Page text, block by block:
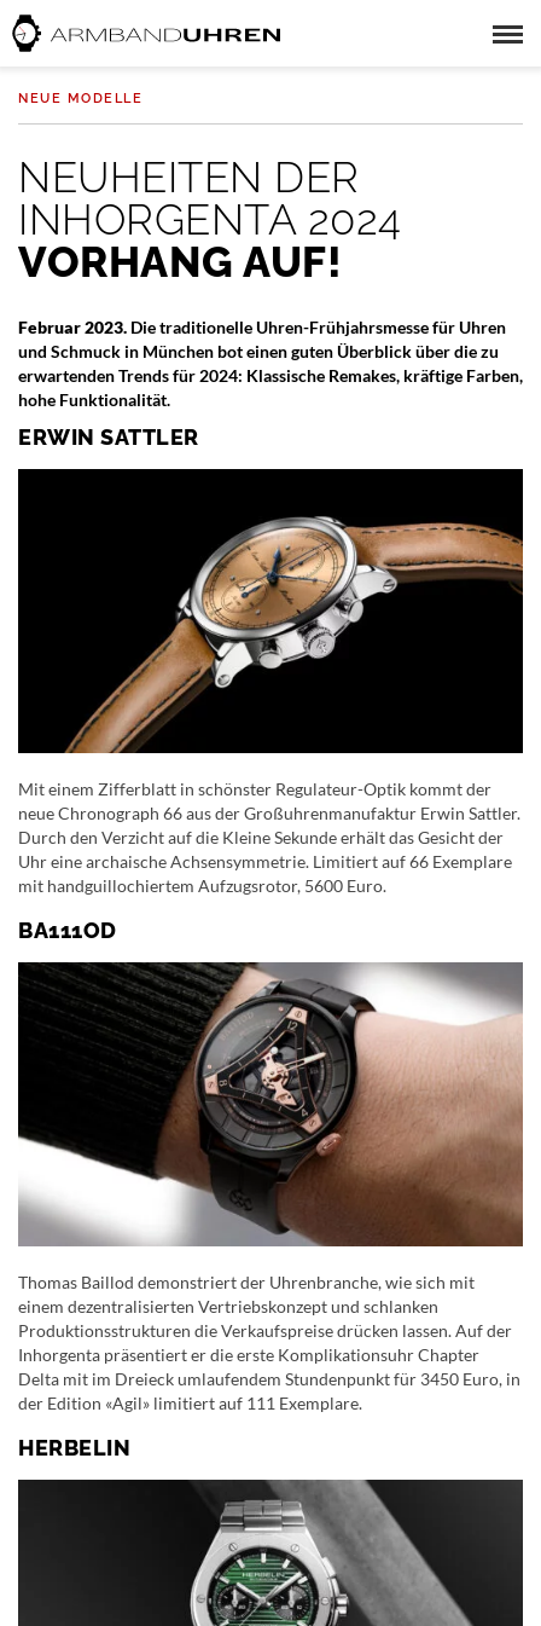
NEUE MODELLE
NEUHEITEN DER
INHORGENTA 2024
VORHANG AUF!
Februar 2023. Die traditionelle Uhren-Frühjahrsmesse für Uhren
und Schmuck in München bot einen guten Überblick über die zu
erwartenden Trends für 2024: Klassische Remakes, kräftige Farben,
hohe Funktionalität.
ERWIN SATTLER
Mit einem Zifferblatt in schönster Regulateur-Optik kommt der
neue Chronograph 66 aus der Großuhrenmanufaktur Erwin Sattler.
Durch den Verzicht auf die Kleine Sekunde erhält das Gesicht der
Uhr eine archaische Achsensymmetrie. Limitiert auf 66 Exemplare
mit handguillochiertem Aufzugsrotor, 5600 Euro.
BA111OD
Thomas Baillod demonstriert der Uhrenbranche, wie sich mit
einem dezentralisierten Vertriebskonzept und schlanken
Produktionsstrukturen die Verkaufspreise drücken lassen. Auf der
Inhorgenta präsentiert er die erste Komplikationsuhr Chapter
Delta mit im Dreieck umlaufendem Stundenpunkt für 3450 Euro, in
der Edition «Agil» limitiert auf 111 Exemplare.
HERBELIN